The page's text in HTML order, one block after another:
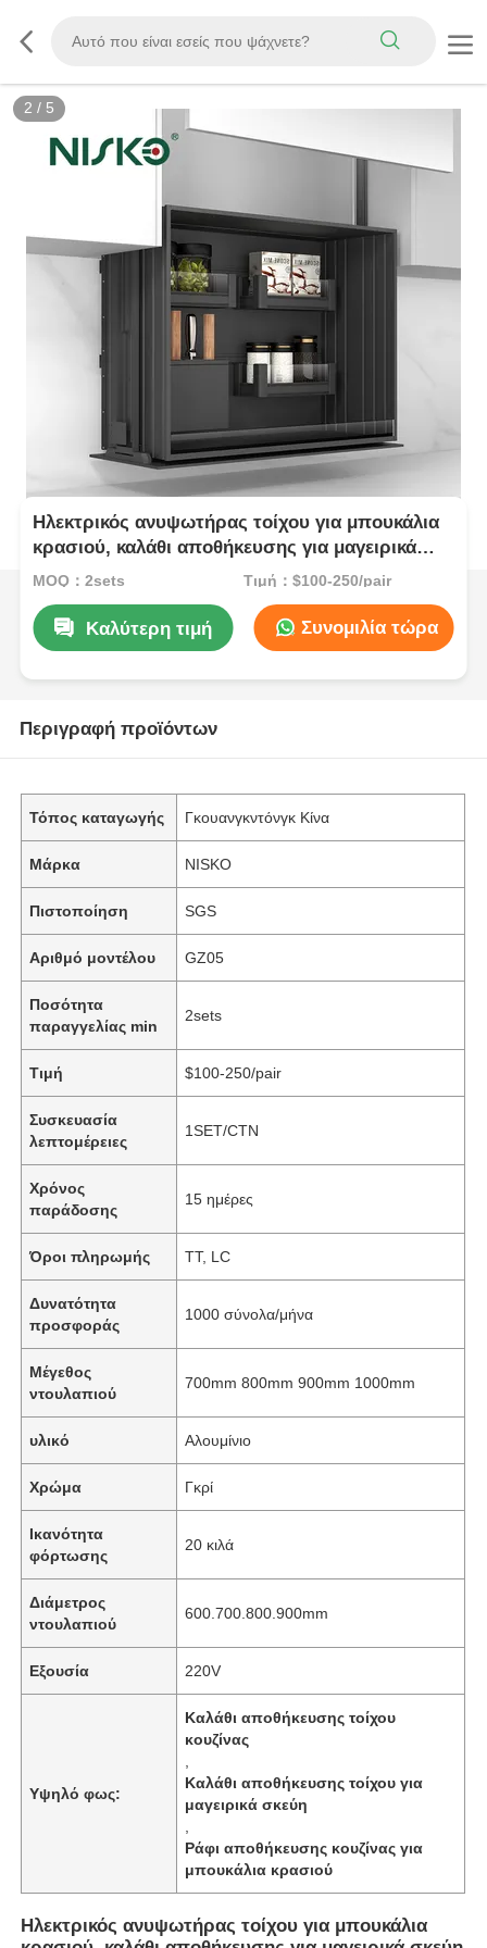
2 / 5
Ηλεκτρικός ανυψωτήρας τοίχου για μπουκάλια
κρασιού, καλάθι αποθήκευσης για μαγειρικά
σκεύη
MOQ：2sets Τιμή：$100-250/pair
Καλύτερη τιμή Συνομιλία τώρα
Περιγραφή προϊόντων
Τόπος καταγωγής Γκουανγκντόνγκ Κίνα
Μάρκα NISKO
Πιστοποίηση SGS
Αριθμό μοντέλου GZ05
Ποσότητα
παραγγελίας min
2sets
Τιμή $100-250/pair
Συσκευασία
λεπτομέρειες
1SET/CTN
Χρόνος
παράδοσης
15 ημέρες
Όροι πληρωμής TT, LC
Δυνατότητα
προσφοράς
1000 σύνολα/μήνα
Μέγεθος
ντουλαπιού
700mm 800mm 900mm 1000mm
υλικό Αλουμίνιο
Χρώμα Γκρί
Ικανότητα
φόρτωσης
20 κιλά
Διάμετρος
ντουλαπιού
600.700.800.900mm
Εξουσία 220V
Υψηλό φως:
Καλάθι αποθήκευσης τοίχου
κουζίνας
Καλάθι αποθήκευσης τοίχου για
μαγειρικά σκεύη
Ράφι αποθήκευσης κουζίνας για
μπουκάλια κρασιού
Ηλεκτρικός ανυψωτήρας τοίχου για μπουκάλια